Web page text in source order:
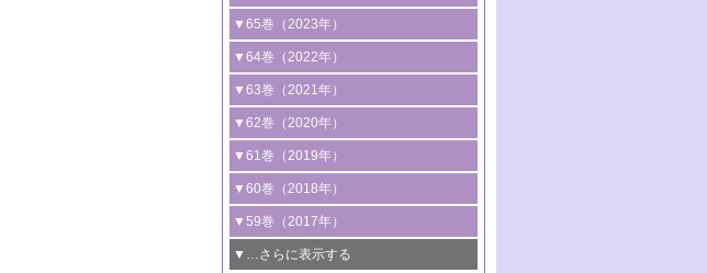
触媒開発
3号 有機分子変換やCO 資源化のための
光触媒に関する最近の研究
B号 第137回触媒討論会（2026年）
ーンケミカル製造
2号 水素製造のための水分解技術に関す
る最近の研究
3号 オレフィン系樹脂の精密合成に関す
る最新技術
4号 アルコール類の効率的変換を実現す
る非貴金属触媒の研究動向
5号 ゼオライトの合成と応用における研
究動向
6号 ヘテロ接合界面
1号 低次元ナノ構造を有する触媒材料
2号 規制反応場を活用した固体触媒研究
の新展開
3号 未踏分子変換を目指した酸化触媒プ
ロセスの最前線
4号 シンクロトロン放射光および中性子
線を利用した触媒解析技術の最先端
5号 単原子触媒
6号 参照触媒委員会からのお知らせ
▼65巻（2023年）
1号 炭素が関わる触媒機能
2号 プラスチックケミカルリサイクルの
ための触媒技術
3号 非酸化物系金属化合物を基盤とした
触媒材料の開発
4号 格子酸素・格子酸素欠陥を利用した
触媒反応
5号 生体触媒によるエネルギー変換反応
▼64巻（2022年）
1号 合成ガス製造とCOを用いるケミカル
ズ合成の最新動向
2号 化学品合成のための合金触媒開発
3号 CO の排出削減および有効活用のた
めの触媒技術
4号 若手による情報発信企画～とびたて
若き触媒の研究者たち～（1）
▼63巻（2021年）
1号 金触媒の新展開
2号 ペロブスカイト
3号 特殊反応場を利用した触媒的分子変
換反応
4号 多孔質材料を用いた触媒の新展開
5号 情報学的手法を用いた触媒開発
▼62巻（2020年）
1号 触媒設計を拓く欠陥構造のキャラク
タリゼーション
2号 機能化学品製造に資するクリーンな
触媒的酸化反応
3号 水処理のための触媒化学
▼61巻（2019年）
1号 物質移動制御に着目した触媒プロセ
ス開発
2号 CO2 フリー水素サプライチェーンに
▼60巻（2018年）
1号 固体酸触媒の最新の研究動向
2号 二酸化炭素からの有用化学品合成
▼59巻（2017年）
1号 いたるところに，触媒
▼…さらに表示する